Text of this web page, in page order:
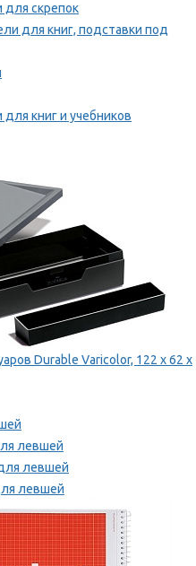
для скрепок
для книг, подставки под
книг и учебников
Durable Varicolor, 122 x 62 x
левшей
левшей
левшей
левшей